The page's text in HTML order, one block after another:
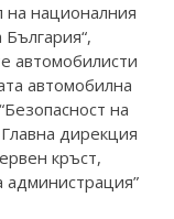
на националния
автомобилисти
автомобилна
на
дирекция
кръст,
администрация”